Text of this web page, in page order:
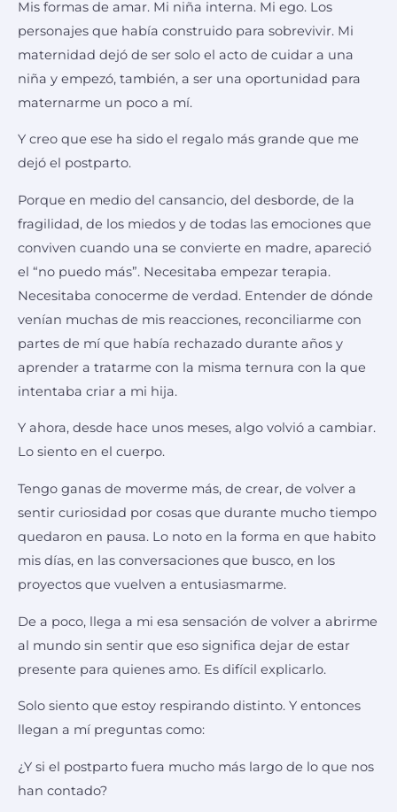
Mis formas de amar. Mi niña interna. Mi ego. Los
personajes que había construido para sobrevivir. Mi
maternidad dejó de ser solo el acto de cuidar a una
niña y empezó, también, a ser una oportunidad para
maternarme un poco a mí.
Y creo que ese ha sido el regalo más grande que me
dejó el postparto.
Porque en medio del cansancio, del desborde, de la
fragilidad, de los miedos y de todas las emociones que
conviven cuando una se convierte en madre, apareció
el “no puedo más”. Necesitaba empezar terapia.
Necesitaba conocerme de verdad. Entender de dónde
venían muchas de mis reacciones, reconciliarme con
partes de mí que había rechazado durante años y
aprender a tratarme con la misma ternura con la que
intentaba criar a mi hija.
Y ahora, desde hace unos meses, algo volvió a cambiar.
Lo siento en el cuerpo.
Tengo ganas de moverme más, de crear, de volver a
sentir curiosidad por cosas que durante mucho tiempo
quedaron en pausa. Lo noto en la forma en que habito
mis días, en las conversaciones que busco, en los
proyectos que vuelven a entusiasmarme.
De a poco, llega a mi esa sensación de volver a abrirme
al mundo sin sentir que eso significa dejar de estar
presente para quienes amo. Es difícil explicarlo.
Solo siento que estoy respirando distinto. Y entonces
llegan a mí preguntas como:
¿Y si el postparto fuera mucho más largo de lo que nos
han contado?